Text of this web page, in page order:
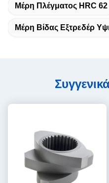
Μέρη Πλέγματος HRC 62
Μέρη Βίδας Εξτρεδέρ